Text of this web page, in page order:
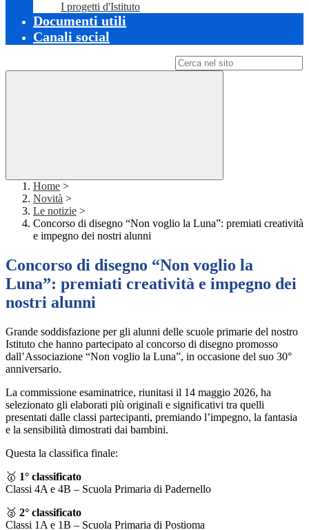
I progetti d'Istituto
Documenti utili
Canali social
Home >
Novità >
Le notizie >
Concorso di disegno “Non voglio la Luna”: premiati creatività
e impegno dei nostri alunni
Concorso di disegno “Non voglio la
Luna”: premiati creatività e impegno dei
nostri alunni
Grande soddisfazione per gli alunni delle scuole primarie del nostro
Istituto che hanno partecipato al concorso di disegno promosso
dall’Associazione “Non voglio la Luna”, in occasione del suo 30°
anniversario.
La commissione esaminatrice, riunitasi il 14 maggio 2026, ha
selezionato gli elaborati più originali e significativi tra quelli
presentati dalle classi partecipanti, premiando l’impegno, la fantasia
e la sensibilità dimostrati dai bambini.
Questa la classifica finale:
🥇 1° classificato
Classi 4A e 4B – Scuola Primaria di Padernello
🥈 2° classificato
Classi 1A e 1B – Scuola Primaria di Postioma